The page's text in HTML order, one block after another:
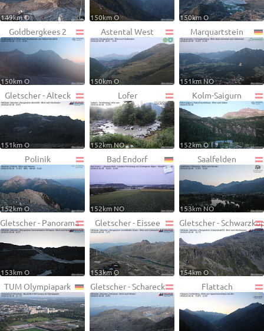
149km O 150km O 150km O
Goldbergkees 2
150km O
Astental West
150km O
Marquartstein
151km NO
Gletscher - Alteck
151km O
Lofer
152km NO
Kolm-Saigurn
152km O
Polinik
152km O
Bad Endorf
152km NO
Saalfelden
153km NO
Gletscher - Panorama
153km O
Gletscher - Eissee
153km O
Gletscher -
154km O
TUM Olympiapark Gletscher - Schareck Flattach